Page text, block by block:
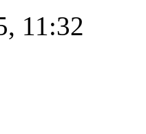
11:32